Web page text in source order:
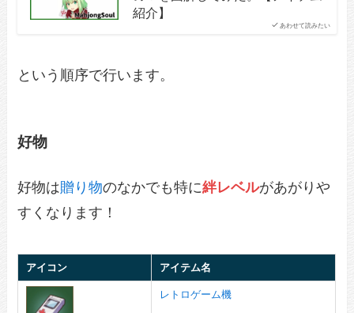
あわせて読みたい
紹介】
という順序で行います。
好物
好物は贈り物のなかでも特に絆レベルがあがりや
すくなります！
アイコン アイテム名
レトロゲーム機